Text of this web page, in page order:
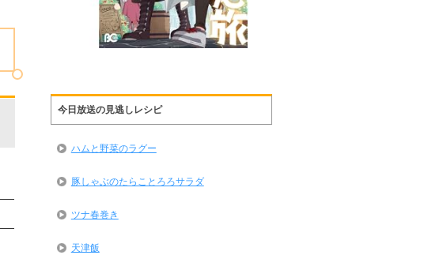
今日放送の見逃しレシピ
ハムと野菜のラグー
豚しゃぶのたらことろろサラダ
ツナ春巻き
天津飯